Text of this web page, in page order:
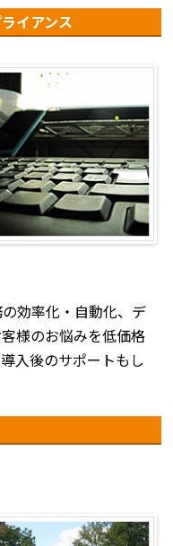
イアンス
効率化・自動化、デ
様のお悩みを低価格
入後のサポートもし